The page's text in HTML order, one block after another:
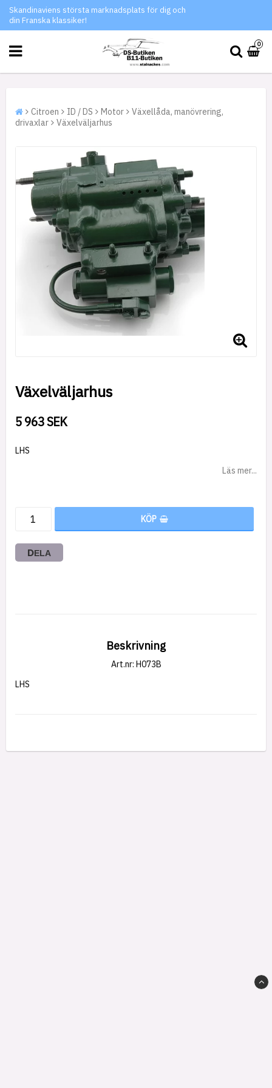
Skandinaviens största marknadsplats för dig och
din Franska klassiker!
0
Citroen ID / DS Motor
Växellåda, manövrering,
drivaxlar
Växelväljarhus
Växelväljarhus
5 963 SEK
LHS
Läs mer...
KÖP
DELA
Beskrivning
Art.nr: H073B
LHS